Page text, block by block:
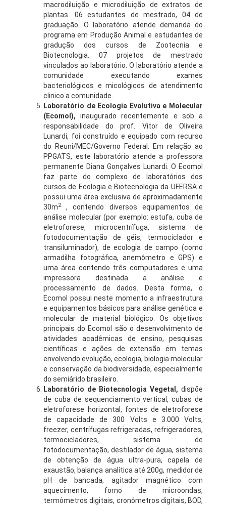
macrodiluição e microdiluição de extratos de
plantas. 06 estudantes de mestrado, 04 de
graduação. O laboratório atende demanda do
programa em Produção Animal e estudantes de
gradução dos cursos de Zootecnia e
Biotecnologia. 07 projetos de mestrado
vinculados ao laboratório. O laboratório atende a
comunidade executando exames
bacteriológicos e micológicos de atendimento
clinico a comunidade.
Laboratório de Ecologia Evolutiva e Molecular
(Ecomol),inaugurado recentemente e sob a
responsabilidade do prof. Vitor de Oliveira
Lunardi, foi construído e equipado com recurso
do Reuni/MEC/Governo Federal. Em relação ao
PPGATS, este laboratório atende a professora
permanente Diana Gonçalves Lunardi. O Ecomol
faz parte do complexo de laboratórios dos
cursos de Ecologia e Biotecnologia da UFERSA e
possui uma área exclusiva de aproximadamente
30m2, contendo diversos equipamentos de
análise molecular (por exemplo: estufa, cuba de
eletroforese, microcentrífuga, sistema de
fotodocumentação de géis, termociclador e
transiluminador), de ecologia de campo (como
armadilha fotográfica, anemômetro e GPS) e
uma área contendo três computadores e uma
impressora destinada a análise e
processamento de dados. Desta forma, o
Ecomol possui neste momento a infraestrutura
e equipamentos básicos para análise genética e
molecular de material biológico. Os objetivos
principais do Ecomol são o desenvolvimento de
atividades acadêmicas de ensino, pesquisas
científicas e ações de extensão em temas
envolvendo evolução, ecologia, biologia molecular
e conservação da biodiversidade, especialmente
do semiárido brasileiro.
Laboratório de Biotecnologia Vegetal, dispõe
de cuba de sequenciamento vertical, cubas de
eletroforese horizontal, fontes de eletroforese
de capacidade de 300 Volts e 3.000 Volts,
freezer, centrífugas refrigeradas, refrigeradores,
termocicladores, sistema de
fotodocumentação, destilador de água, sistema
de obtenção de água ultra-pura, capela de
exaustão, balança analítica até 200g, medidor de
pH de bancada, agitador magnético com
aquecimento, forno de microondas,
termômetros digitais, cronômetros digitais, BOD,